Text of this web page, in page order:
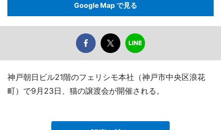
Google Map で見る
神戸朝日ビル21階のフェリシモ本社（神戸市中央区浪花
町）で9月23日、猫の譲渡会が開催される。